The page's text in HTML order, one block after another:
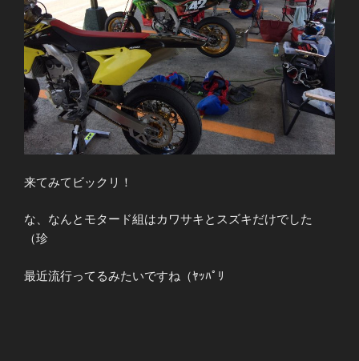
来てみてビックリ！
な、なんとモタード組はカワサキとスズキだけでした
（珍
最近流行ってるみたいですね（ﾔｯﾊﾟﾘ